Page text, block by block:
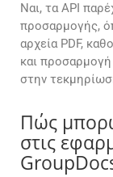
Ναι, τα API
προσαρμογής,
αρχεία PDF,
και
στην
Πώς
στις